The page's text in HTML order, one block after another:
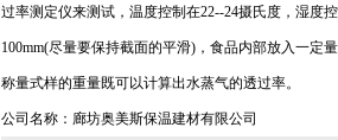
过率测定仪来测试，温度控制在22--24摄氏度，湿度
100mm(尽量要保持截面的平滑)，食品内部放入一定
称量式样的重量既可以计算出水蒸气的透过率。
公司名称：廊坊奥美斯保温建材有限公司